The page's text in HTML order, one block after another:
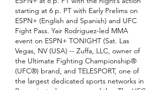
starting at 6 p. PT with Early Prelims on
ESPN+ (English and Spanish) and UFC
Fight Pass. Yair Rodriguez-led MMA
event on ESPN+ TONIGHT (Sat. Las
Vegas, NV (USA) -- Zuffa, LLC, owner of
the Ultimate Fighting Championship®
(UFC®) brand, and TELESPORT, one of
the largest dedicated sports networks in